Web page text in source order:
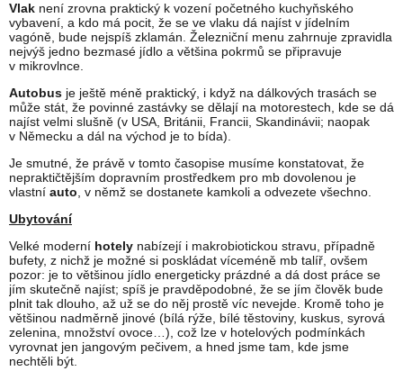
Vlak není zrovna praktický k vození početného kuchyňského
vybavení, a kdo má pocit, že se ve vlaku dá najíst v jídelním
vagóně, bude nejspíš zklamán. Železniční menu zahrnuje zpravidla
nejvýš jedno bezmasé jídlo a většina pokrmů se připravuje
v mikrovlnce.
Autobus je ještě méně praktický, i když na dálkových trasách se
může stát, že povinné zastávky se dělají na motorestech, kde se dá
najíst velmi slušně (v USA, Británii, Francii, Skandinávii; naopak
v Německu a dál na východ je to bída).
Je smutné, že právě v tomto časopise musíme konstatovat, že
nepraktičtějším dopravním prostředkem pro mb dovolenou je
vlastní auto , v němž se dostanete kamkoli a odvezete všechno.
Ubytování
Velké moderní hotely nabízejí i makrobiotickou stravu, případně
bufety, z nichž je možné si poskládat víceméně mb talíř, ovšem
pozor: je to většinou jídlo energeticky prázdné a dá dost práce se
jím skutečně najíst; spíš je pravděpodobné, že se jím člověk bude
plnit tak dlouho, až už se do něj prostě víc nevejde. Kromě toho je
většinou nadměrně jinové (bílá rýže, bílé těstoviny, kuskus, syrová
zelenina, množství ovoce…), což lze v hotelových podmínkách
vyrovnat jen jangovým pečivem, a hned jsme tam, kde jsme
nechtěli být.